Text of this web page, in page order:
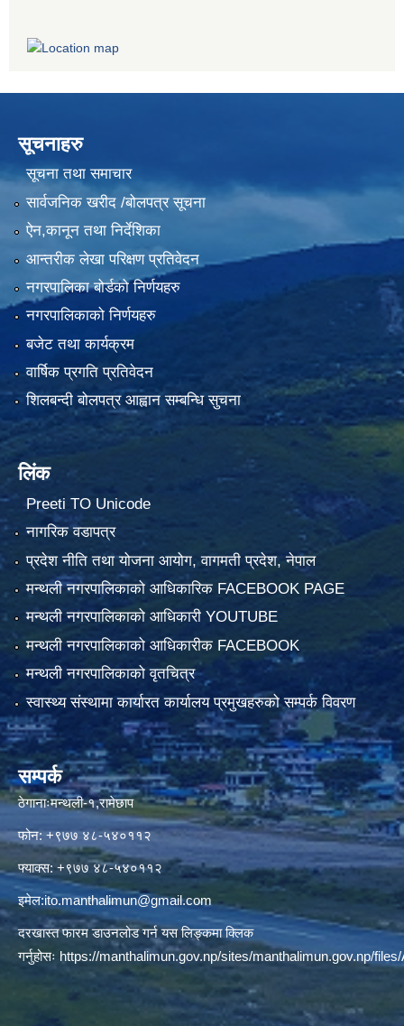
सूचनाहरु
सूचना तथा समाचार
सार्वजनिक खरीद /बोलपत्र सूचना
ऐन,कानून तथा निर्देशिका
आन्तरीक लेखा परिक्षण प्रतिवेदन
नगरपालिका बोर्डको निर्णयहरु
नगरपालिकाको निर्णयहरु
बजेट तथा कार्यक्रम
वार्षिक प्रगति प्रतिवेदन
शिलबन्दी बोलपत्र आह्वान सम्बन्धि सुचना
लिंक
Preeti TO Unicode
नागरिक वडापत्र
प्रदेश नीति तथा योजना आयोग, वागमती प्रदेश, नेपाल
मन्थली नगरपालिकाको आधिकारिक FACEBOOK PAGE
मन्थली नगरपालिकाको आधिकारी YOUTUBE
मन्थली नगरपालिकाको आधिकारीक FACEBOOK
मन्थली नगरपालिकाको वृतचित्र
स्वास्थ्य संस्थामा कार्यारत कार्यालय प्रमुखहरुको सम्पर्क विवरण
सम्पर्क
ठेगानाःमन्थली-१,रामेछाप
फोन: +९७७ ४८-५४०११२
फ्याक्स: +९७७ ४८-५४०११२
इमेल:ito.manthalimun@gmail.com
दरखास्त फारम डाउनलोड गर्न यस लिङ्कमा क्लिक
गर्नुहोसः https://manthalimun.gov.np/sites/manthalimun.gov.np/